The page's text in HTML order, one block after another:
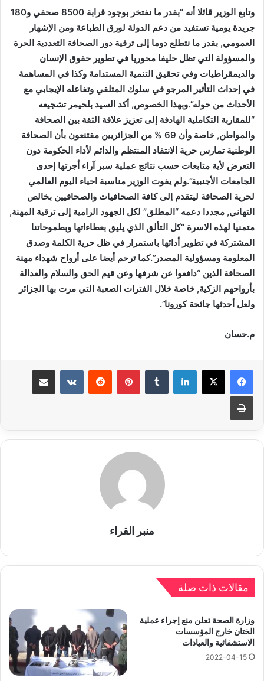
وتابع الوزير قائلا أنه “بقدر ما نفتخر بوجود قرابة 8500 صحفي و180
جريدة يومية تستفيد من دعم الدولة لورق الطباعة ومن الإشهار
العمومي, بقدر ما نتطلع دوما إلى ترقية دور الصحافة التعددية الحرة
والمسؤولة التي تظل حليفا محوريا في تطوير حقوق الإنسان
والديمقراطيات وفي تحقيق التنمية المستدامة وكذا في المساهمة
في إحداث التأثير المرجو في سلوك المتلقي وتفاعله الإيجابي مع
الأحداث من حوله”.وبهذا الخصوص, أكد السيد بلحيمر تشجيعه
“للمقاربة التكاملية الهادفة إلى تعزيز علاقة الثقة بين الصحافة
والمواطن, خاصة وأن 69 % من الجزائريين مقتنعون بأن الصحافة
الوطنية تمارس حرية الانتقاد المنتظم والدائم لأداء الحكومة دون
التعرض لأية متابعات حسب نتائج عملية سبر آراء أجرتها إحدى
الجامعات الأجنبية”.ولم يفوت الوزير مناسبة احياء اليوم العالمي
لحرية الصحافة ليتقدم إلى كافة الصحافيات والصحافيين بخالص
التهاني, مجددا دعمه “المطلق” لكل الجهود الرامية إلى ترقية المهنة,
متمنيا لهذه الاسرة “كل التألق الذي يليق بعطاءاتها وبطموحاتنا
المشتركة في تطوير أدائها باستمرار في ظل حرية الكلمة وصدق
المعلومة ومسؤولية المصدر”.كما ترحم أيضا على أرواح شهداء مهنة
الصحافة الذين “دافعوا عن شرفها وعن قيم الحق والسلام والعدالة
بأرواحهم الزكية, خاصة خلال الفترات الصعبة التي مرت بها الجزائر
ولعل أحدثها جائحة كورونا”.
م.حسان
لينكدإن بينتيريست
طباعة
منبر القراء
مقالات ذات صلة
وزارة الصحة تعلن منع إجراء عملية
الختان خارج المؤسسات
الاستشفائية والعيادات
2022-04-15